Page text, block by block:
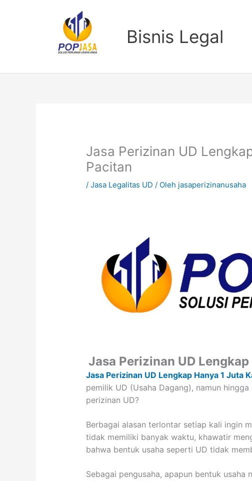
Bisnis Legal
Jasa Perizinan UD
Pacitan
/Jasa Legalitas UD / Oleh jasaperizinanusaha
Jasa Perizinan UD
Jasa Perizinan UD Lengkap Hanya 1 Juta
pemilik UD (Usaha Dagang), namun
perizinan UD?
Berbagai alasan terlontar setiap kali ingin
tidak memiliki banyak waktu, khawatir
bahwa bentuk usaha seperti UD tidak
Sebagai pengusaha, apapun bentuk